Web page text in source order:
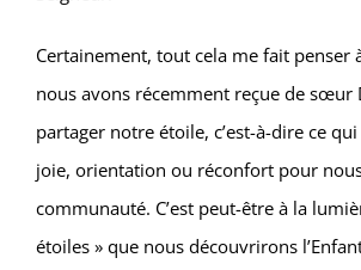
Certainement, tout cela me fait penser
nous avons récemment reçue de sœur
partager notre étoile, c’est-à-dire ce
joie, orientation ou réconfort pour
communauté. C’est peut-être à la
étoiles » que nous découvrirons